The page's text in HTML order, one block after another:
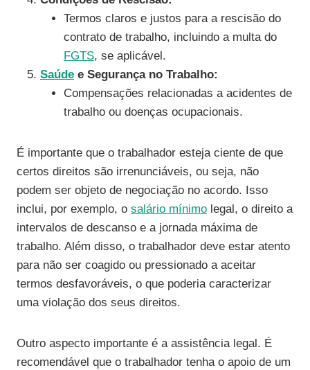
Termos claros e justos para a rescisão do
contrato de trabalho, incluindo a multa do
FGTS, se aplicável.
Saúde e Segurança no Trabalho:
Compensações relacionadas a acidentes de
trabalho ou doenças ocupacionais.
É importante que o trabalhador esteja ciente de que
certos direitos são irrenunciáveis, ou seja, não
podem ser objeto de negociação no acordo. Isso
inclui, por exemplo, o salário mínimo legal, o direito a
intervalos de descanso e a jornada máxima de
trabalho. Além disso, o trabalhador deve estar atento
para não ser coagido ou pressionado a aceitar
termos desfavoráveis, o que poderia caracterizar
uma violação dos seus direitos.
Outro aspecto importante é a assistência legal. É
recomendável que o trabalhador tenha o apoio de um